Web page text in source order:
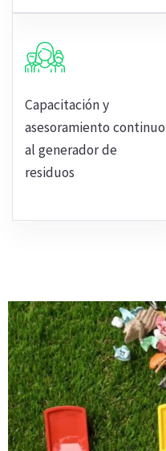
Capacitación y
asesoramiento continuo
al generador de
residuos